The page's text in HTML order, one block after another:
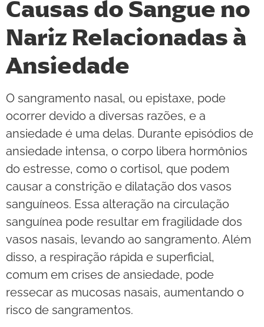
Causas do Sangue no
Nariz Relacionadas à
Ansiedade
O sangramento nasal, ou epistaxe, pode
ocorrer devido a diversas razões, e a
ansiedade é uma delas. Durante episódios de
ansiedade intensa, o corpo libera hormônios
do estresse, como o cortisol, que podem
causar a constrição e dilatação dos vasos
sanguíneos. Essa alteração na circulação
sanguínea pode resultar em fragilidade dos
vasos nasais, levando ao sangramento. Além
disso, a respiração rápida e superficial,
comum em crises de ansiedade, pode
ressecar as mucosas nasais, aumentando o
risco de sangramentos.